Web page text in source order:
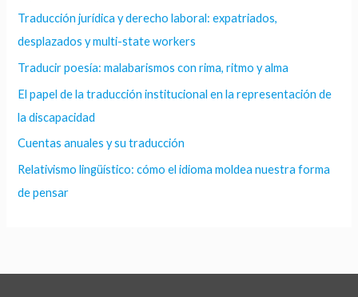
Traducción jurídica y derecho laboral: expatriados,
desplazados y multi-state workers
Traducir poesía: malabarismos con rima, ritmo y alma
El papel de la traducción institucional en la representación de
la discapacidad
Cuentas anuales y su traducción
Relativismo lingüístico: cómo el idioma moldea nuestra forma
de pensar